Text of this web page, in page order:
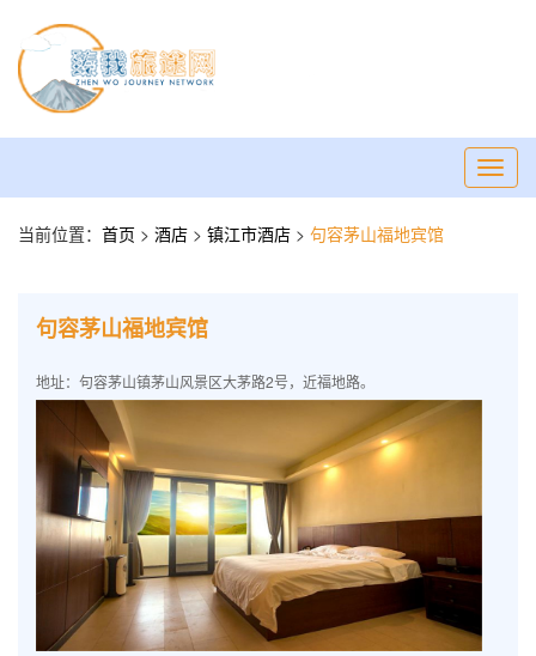
当前位置： 首页 > 酒店 > 镇江市酒店 > 句容茅山福地宾馆
句容茅山福地宾馆
地址：句容茅山镇茅山风景区大茅路2号，近福地路。